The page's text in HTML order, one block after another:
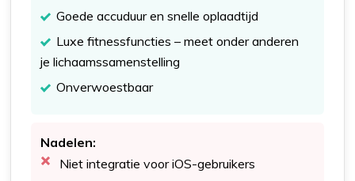
Goede accuduur en snelle oplaadtijd
Luxe fitnessfuncties – meet onder anderen
je lichaamssamenstelling
Onverwoestbaar
Nadelen:
Niet integratie voor iOS-gebruikers